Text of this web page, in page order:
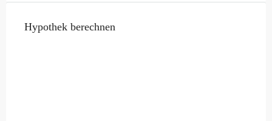
Hypothek berechnen